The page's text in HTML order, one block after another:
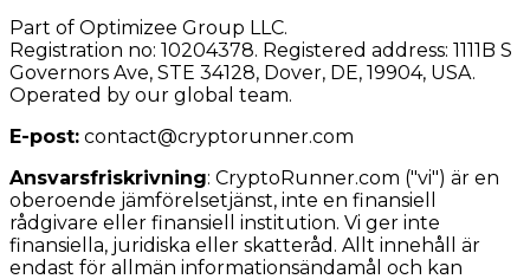
Part of Optimizee Group LLC.
Registration no: 10204378. Registered address: 1111B S
Governors Ave, STE 34128, Dover, DE, 19904, USA.
Operated by our global team.
E-post: contact@cryptorunner.com
Ansvarsfriskrivning: CryptoRunner.com ("vi") är en
oberoende jämförelsetjänst, inte en finansiell
rådgivare eller finansiell institution. Vi ger inte
finansiella, juridiska eller skatteråd. Allt innehåll är
endast för allmän informationsändamål och kan